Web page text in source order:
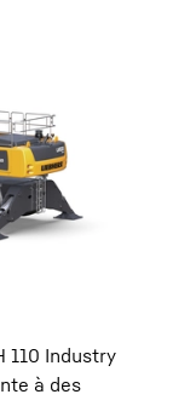
110 Industry
à des